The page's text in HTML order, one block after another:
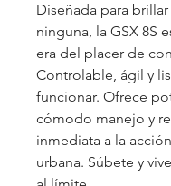
Diseñada para
ninguna, la GSX 8S
era del placer de
Controlable, ágil y
funcionar. Ofrece
cómodo manejo y
inmediata a la
urbana. Súbete y